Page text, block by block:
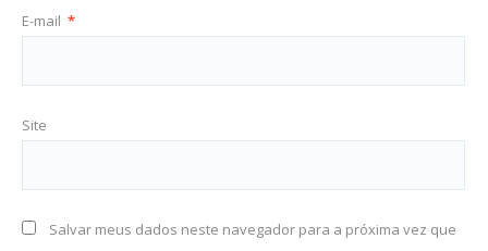
E-mail *
Site
Salvar meus dados neste navegador para a próxima vez que